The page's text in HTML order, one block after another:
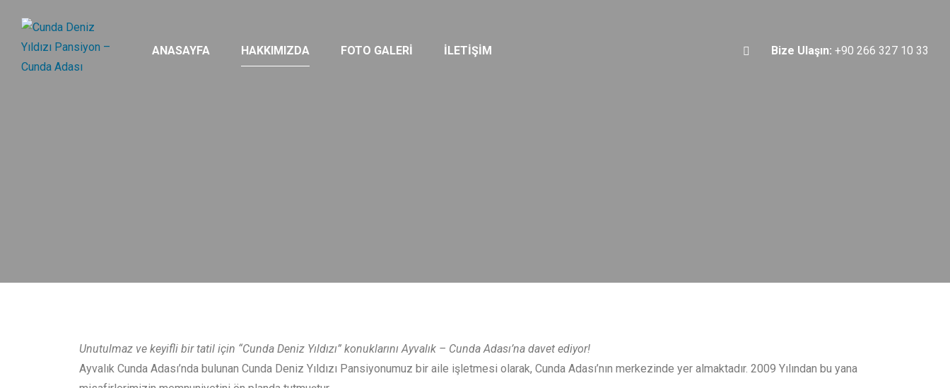
ANASAYFA HAKKIMIZDA FOTO GALERI ILETIŞIM Bize Ulaşın: +90 266 327 10 33
Unutulmaz ve keyifli bir tatil için “Cunda Deniz Yıldızı” konuklarını Ayvalık – Cunda Adası’na davet ediyor!
Ayvalık Cunda Adası’nda bulunan Cunda Deniz Yıldızı Pansiyonumuz bir aile işletmesi olarak, Cunda Adası’nın merkezinde yer almaktadır. 2009 Yılından bu yana